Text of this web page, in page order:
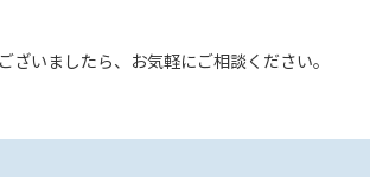
ざいましたら、お気軽にご相談ください。